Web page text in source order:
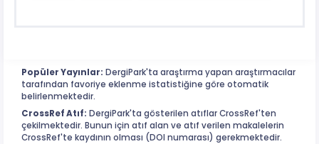
Popüler Yayınlar: DergiPark'ta araştırma yapan araştırmacılar
tarafından favoriye eklenme istatistiğine göre otomatik
belirlenmektedir.
CrossRef Atıf: DergiPark'ta gösterilen atıflar CrossRef'ten
çekilmektedir. Bunun için atıf alan ve atıf verilen makalelerin
CrossRef'te kaydının olması (DOI numarası) gerekmektedir.